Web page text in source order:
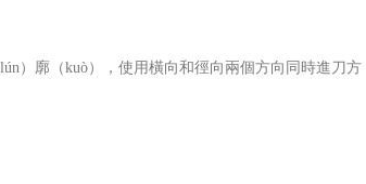
）廓（kuò），使用橫向和徑向兩個方向同時進刀方